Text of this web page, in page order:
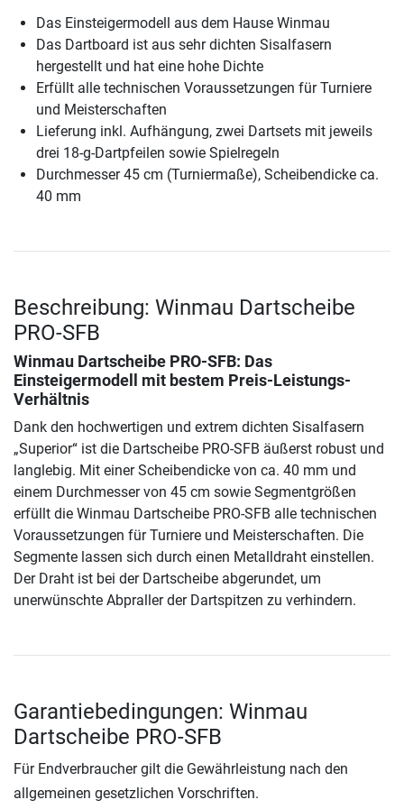
Das Einsteigermodell aus dem Hause Winmau
Das Dartboard ist aus sehr dichten Sisalfasern
hergestellt und hat eine hohe Dichte
Erfüllt alle technischen Voraussetzungen für Turniere
und Meisterschaften
Lieferung inkl. Aufhängung, zwei Dartsets mit jeweils
drei 18-g-Dartpfeilen sowie Spielregeln
Durchmesser 45 cm (Turniermaße), Scheibendicke ca.
40 mm
Beschreibung: Winmau Dartscheibe
PRO-SFB
Winmau Dartscheibe PRO-SFB: Das
Einsteigermodell mit bestem Preis-Leistungs-
Verhältnis
Dank den hochwertigen und extrem dichten Sisalfasern
„Superior“ ist die Dartscheibe PRO-SFB äußerst robust und
langlebig. Mit einer Scheibendicke von ca. 40 mm und
einem Durchmesser von 45 cm sowie Segmentgrößen
erfüllt die Winmau Dartscheibe PRO-SFB alle technischen
Voraussetzungen für Turniere und Meisterschaften. Die
Segmente lassen sich durch einen Metalldraht einstellen.
Der Draht ist bei der Dartscheibe abgerundet, um
unerwünschte Abpraller der Dartspitzen zu verhindern.
Garantiebedingungen: Winmau
Dartscheibe PRO-SFB
Für Endverbraucher gilt die Gewährleistung nach den
allgemeinen gesetzlichen Vorschriften.